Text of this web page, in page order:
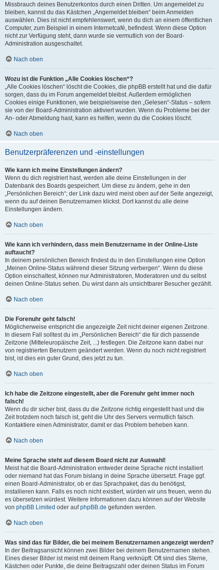
Missbrauch deines Benutzerkontos durch einen Dritten. Um angemeldet zu
bleiben, kannst du das Kästchen „Angemeldet bleiben“ beim Anmelden
auswählen. Dies ist nicht empfehlenswert, wenn du dich an einem öffentlichen
Computer, zum Beispiel in einem Internetcafé, befindest. Wenn diese Option
nicht zur Verfügung steht, dann wurde sie vermutlich von der Board-
Administration ausgeschaltet.
Nach oben
Wozu ist die Funktion „Alle Cookies löschen“?
„Alle Cookies löschen“ löscht die Cookies, die phpBB erstellt hat und die dafür
sorgen, dass du im Forum angemeldet bleibst. Außerdem ermöglichen
Cookies einige Funktionen, wie beispielsweise den „Gelesen“-Status – sofern
sie von der Board-Administration aktiviert wurden. Wenn du Probleme bei der
An- oder Abmeldung hast, kann es helfen, wenn du die Cookies löscht.
Nach oben
Benutzerpräferenzen und -einstellungen
Wie kann ich meine Einstellungen ändern?
Wenn du dich registriert hast, werden alle deine Einstellungen in der
Datenbank des Boards gespeichert. Um diese zu ändern, gehe in den
„Persönlichen Bereich“; der Link dazu wird meist oben auf der Seite angezeigt,
wenn du auf deinen Benutzernamen klickst. Dort kannst du alle deine
Einstellungen ändern.
Nach oben
Wie kann ich verhindern, dass mein Benutzername in der Online-Liste
auftaucht?
In deinem persönlichen Bereich findest du in den Einstellungen eine Option
„Meinen Online-Status während dieser Sitzung verbergen“. Wenn du diese
Option einschaltest, können nur Administratoren, Moderatoren und du selbst
deinen Online-Status sehen. Du wirst dann als unsichtbarer Besucher gezählt.
Nach oben
Die Forenuhr geht falsch!
Möglicherweise entspricht die angezeigte Zeit nicht deiner eigenen Zeitzone.
In diesem Fall solltest du im „Persönlichen Bereich“ die für dich passende
Zeitzone (Mitteleuropäische Zeit, ...) festlegen. Die Zeitzone kann dabei nur
von registrierten Benutzern geändert werden. Wenn du noch nicht registriert
bist, ist dies ein guter Grund, dies jetzt zu tun.
Nach oben
Ich habe die Zeitzone eingestellt, aber die Forenuhr geht immer noch
falsch!
Wenn du dir sicher bist, dass du die Zeitzone richtig eingestellt hast und die
Zeit trotzdem noch falsch ist, geht die Uhr des Servers vermutlich falsch.
Kontaktiere einen Administrator, damit er das Problem beheben kann.
Nach oben
Meine Sprache steht auf diesem Board nicht zur Auswahl!
Meist hat die Board-Administration entweder deine Sprache nicht installiert
oder niemand hat das Forum bislang in deine Sprache übersetzt. Frage ggf.
einen Board-Administrator, ob er das Sprachpaket, das du benötigst,
installieren kann. Falls es noch nicht existiert, würden wir uns freuen, wenn du
es übersetzen würdest. Weitere Informationen dazu können auf der Website
von phpBB Limited oder aufphpBB.de gefunden werden.
Nach oben
Was sind das für Bilder, die bei meinem Benutzernamen angezeigt werden?
In der Beitragsansicht können zwei Bilder bei deinem Benutzernamen stehen.
Eines dieser Bilder ist meist mit deinem Rang verknüpft: Oft sind dies Sterne,
Kästchen oder Punkte, die deine Beitragszahl oder deinen Status im Forum